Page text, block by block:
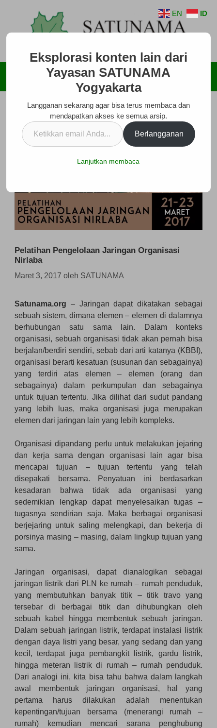
Menu
Pelatihan Pengelolaan Jaringan Organisasi
Nirlaba
Maret 3, 2017 oleh SATUNAMA
Satunama.org – Jaringan dapat dikatakan sebagai
sebuah sistem, dimana elemen – elemen di dalamnya
berhubungan satu sama lain. Dalam konteks
organisasi, sebuah organisasi tidak akan pernah bisa
berjalan/berdiri sendiri, sebab dari arti katanya (KBBI),
organisasi berarti kesatuan (susunan dan sebagainya)
yang terdiri atas elemen – elemen (orang dan
sebagainya) dalam perkumpulan dan sebagainya
untuk tujuan tertentu. Jika dilihat dari sudut pandang
yang lebih luas, maka organisasi juga merupakan
elemen dari jaringan lain yang lebih kompleks.
Organisasi dipandang perlu untuk melakukan jejaring
dan kerja sama dengan organisasi lain agar bisa
mencapai tujuan – tujuan tertentu yang telah
disepakati bersama. Penyatuan ini berdasarkan
kesadaran bahwa tidak ada organisasi yang
sedemikian lengkap dapat menyelesaikan tugas –
tugasnya sendirian saja. Maka berbagai organisasi
berjejaring untuk saling melengkapi, dan bekerja di
porsinya masing – masing, dalam lingkup tujuan yang
sama.
Jaringan organisasi, dapat dianalogikan sebagai
jaringan listrik dari PLN ke rumah – rumah penduduk,
yang membutuhkan banyak titik – titik travo yang
tersebar di berbagai titik dan dihubungkan oleh
sebuah kabel hingga membentuk sebuah jaringan.
Dalam sebuah jaringan listrik, terdapat instalasi listrik
dengan daya listri yang besar, yang sedang dan yang
kecil, terdapat juga pembangkit listrik, gardu listrik,
hingga meteran listrik di rumah – rumah penduduk.
Dari analogi ini, kita bisa tahu bahwa dalam langkah
awal membentuk jaringan organisasi, hal yang
pertama harus dilakukan adalah menentukan
kepentingan/tujuan bersama (menerangi rumah –
rumah) kemudian mencari sarana penghubung
EN ID
Eksplorasi konten lain dari
Yayasan SATUNAMA
Yogyakarta
Langganan sekarang agar bisa terus membaca dan
mendapatkan akses ke semua arsip.
Ketikkan
email
Berlangganan
Lanjutkan membaca